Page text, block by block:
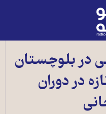
قومی در بلوچستان
در دوران